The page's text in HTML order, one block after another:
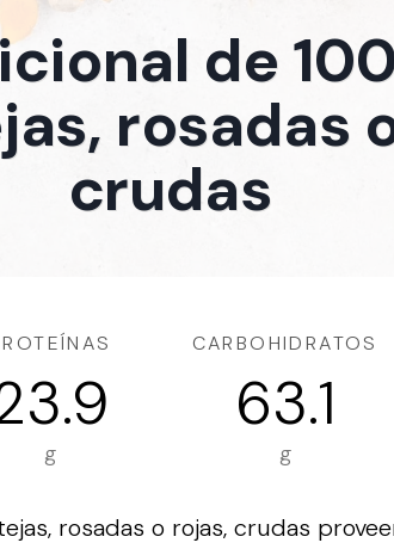
de
rosadas
crudas
g
CARBOHIDRATOS
63.1
g
rosadas o rojas, crudas